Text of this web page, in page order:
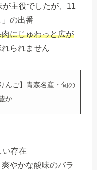
主役でしたが、11
の出番
肉にじゅわっと広が
られません
んご】青森名産・旬の
か＿
い存在
やかな酸味のバラ